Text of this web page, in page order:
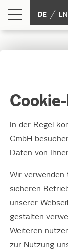
DE EN
12.06.2015
Konsortium
Integration
Rennen
Konsortium
Integration von
In der Regel
GmbH
Daten von
Wir verwenden
sicheren
unserer
gestalten
Weiteren
zur Nutzung